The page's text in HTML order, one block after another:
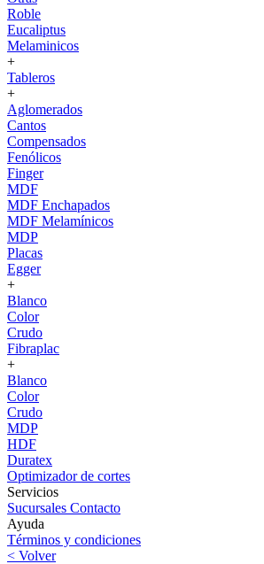
Roble
Eucaliptus
Melaminicos
+
Tableros
+
Aglomerados
Cantos
Compensados
Fenólicos
Finger
MDF
MDF Enchapados
MDF Melamínicos
MDP
Placas
Egger
+
Blanco
Color
Crudo
Fibraplac
+
Blanco
Color
Crudo
MDP
HDF
Duratex
Optimizador de cortes
Servicios
Sucursales Contacto
Ayuda
Términos y condiciones
< Volver